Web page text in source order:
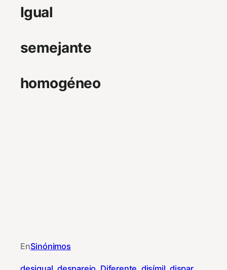
Igual
semejante
homogéneo
EnSinónimos